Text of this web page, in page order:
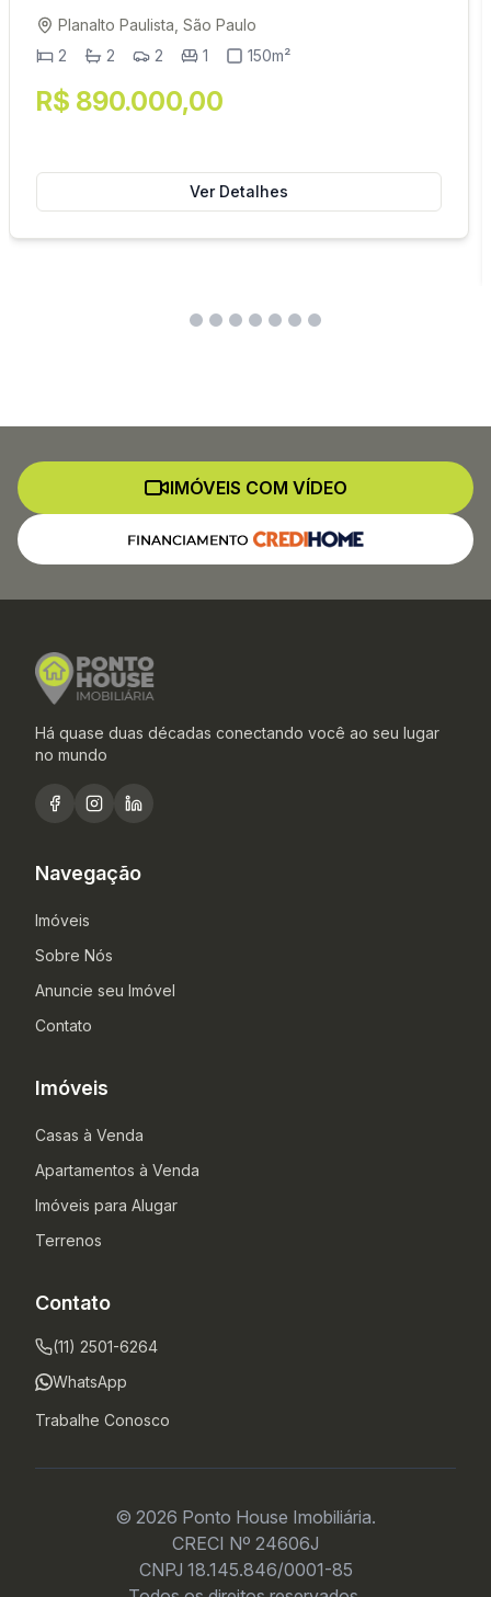
Planalto Paulista, São Paulo
2
2 2 1 150m²
R$ 890.000,00
Ver Detalhes
IMÓVEIS COM VÍDEO
Há quase duas décadas conectando você ao seu lugar
no mundo
Navegação
Imóveis
Sobre Nós
Anuncie seu Imóvel
Contato
Imóveis
Casas à Venda
Apartamentos à Venda
Imóveis para Alugar
Terrenos
Contato
(11) 2501-6264
WhatsApp
Trabalhe Conosco
© 2026 Ponto House Imobiliária.
CRECI Nº 24606J
CNPJ 18.145.846/0001-85